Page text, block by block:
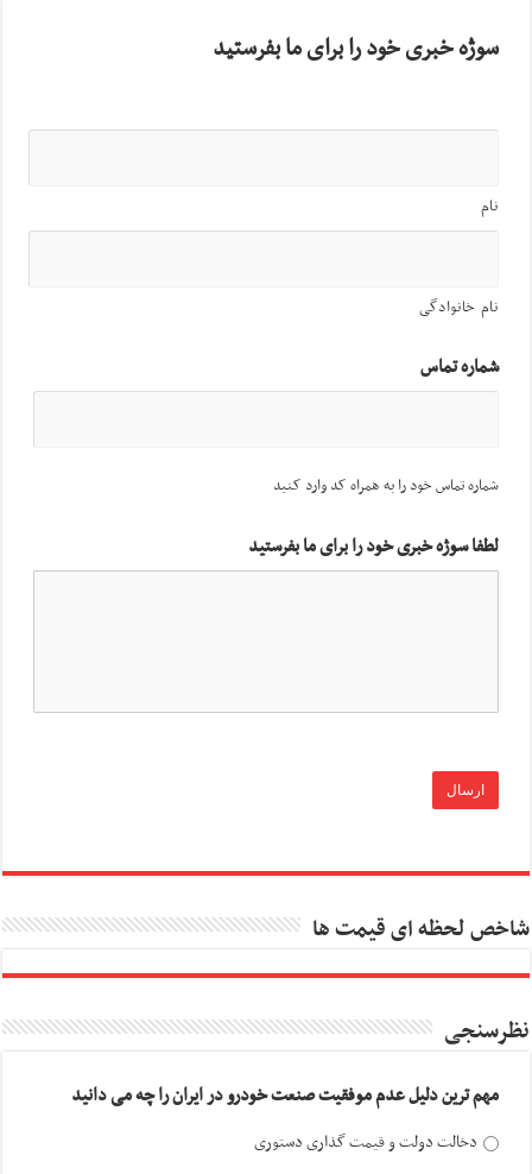
سوژه خبری خود را برای ما بفرستید
نام
نام خانوادگی
شماره تماس
شماره تماس خود را به همراه کد وارد کنید
لطفا سوژه خبری خود را برای ما بفرستید
شاخص لحظه ای قیمت ها
نظرسنجی
مهم ترین دلیل عدم موفقیت صنعت خودرو در ایران را چه می دانید
دخالت دولت و قیمت گذاری دستوری